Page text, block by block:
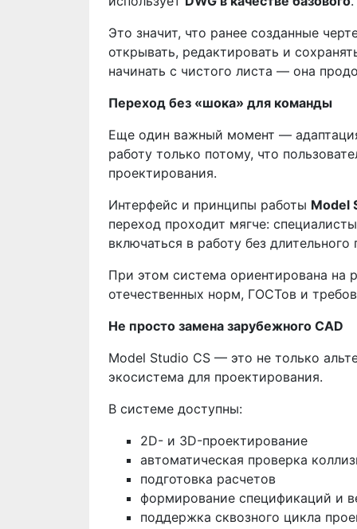
Это значит, что ранее созданные
открывать, редактировать и
начинать с чистого листа — она
Переход без «шока» для команды
Еще один важный момент —
работу только потому, что
проектирования.
Интерфейс и принципы работы Model
переход проходит мягче:
включаться в работу без длительного
При этом система ориентирована на
отечественных норм, ГОСТов и
Не просто замена зарубежного CAD
Model Studio CS — это не только
экосистема для проектирования.
В системе доступны:
2D- и 3D-проектирование
автоматическая проверка
подготовка расчетов
формирование спецификаций и
поддержка сквозного цикла